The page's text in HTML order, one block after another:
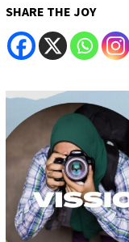
SHARE THE JOY